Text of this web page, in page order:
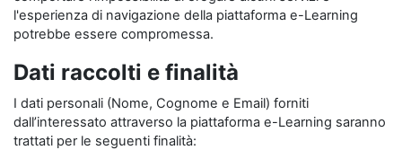
l'esperienza di navigazione della piattaforma e-Learning
potrebbe essere compromessa.
Dati raccolti e finalità
I dati personali (Nome, Cognome e Email) forniti
dall’interessato attraverso la piattaforma e-Learning saranno
trattati per le seguenti finalità: